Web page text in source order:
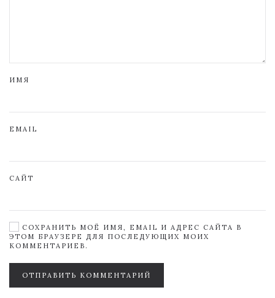
ИМЯ
EMAIL
САЙТ
СОХРАНИТЬ МОЁ ИМЯ, EMAIL И АДРЕС САЙТА В
ЭТОМ БРАУЗЕРЕ ДЛЯ ПОСЛЕДУЮЩИХ МОИХ
КОММЕНТАРИЕВ.
ОТПРАВИТЬ КОММЕНТАРИЙ